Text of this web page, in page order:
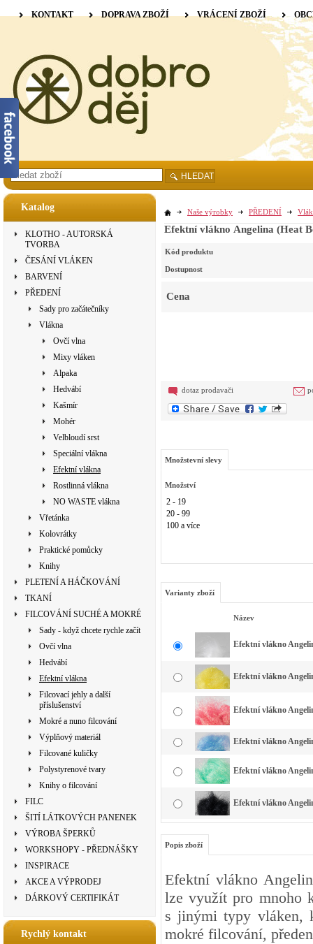
Katalog
KLOTHO - AUTORSKÁ
TVORBA
ČESÁNÍ VLÁKEN
BARVENÍ
PŘEDENÍ
Sady pro začátečníky
Vlákna
Ovčí vlna
Mixy vláken
Alpaka
Hedvábí
Kašmír
Mohér
Velbloudí srst
Speciální vlákna
Efektní vlákna
Rostlinná vlákna
NO WASTE vlákna
Vřetánka
Kolovrátky
Praktické pomůcky
Knihy
PLETENÍ A HÁČKOVÁNÍ
TKANÍ
FILCOVÁNÍ SUCHÉ A MOKRÉ
Sady - když chcete rychle začít
Ovčí vlna
Hedvábí
Efektní vlákna
Filcovací jehly a další
příslušenství
Mokré a nuno filcování
Výplňový materiál
Filcované kuličky
Polystyrenové tvary
Knihy o filcování
FILC
ŠITÍ LÁTKOVÝCH PANENEK
VÝROBA ŠPERKŮ
WORKSHOPY - PŘEDNÁŠKY
INSPIRACE
AKCE A VÝPRODEJ
DÁRKOVÝ CERTIFIKÁT
Rychlý kontakt
Naše výrobky PŘEDENÍ
Efektní vlákno Angelina (Heat
Kód produktu
Dostupnost
Cena
dotaz prodavači
Množstevní slevy
Množství
2 - 19
20 - 99
100 a více
Varianty zboží
Název
Efektní vlákno
Efektní vlákno
Efektní vlákno
Efektní vlákno
Efektní vlákno
Efektní vlákno
Popis zboží
Efektní vlákno
lze využít pro mnoho
s jinými typy vláken,
mokré filcování,
KONTAKT DOPRAVA ZBOŽÍ VRÁCENÍ ZBOŽÍ
HLEDAT